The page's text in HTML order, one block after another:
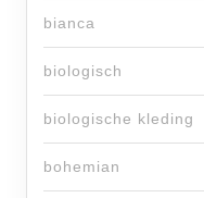
bianca
biologisch
biologische kleding
bohemian